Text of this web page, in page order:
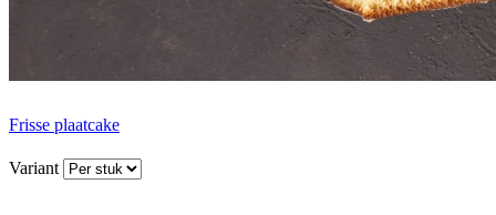
Frisse plaatcake
Variant